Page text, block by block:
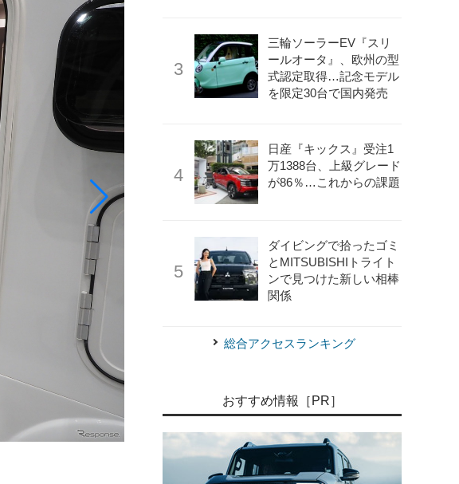
《写真撮影 家本浩太》 新相武「モーニングワン キャンパ
三輪ソーラーEV『スリ
ールオータ』、欧州の型
式認定取得…記念モデル
を限定30台で国内発売
日産『キックス』受注1
万1388台、上級グレード
が86％…これからの課題
ダイビングで拾ったゴミ
とMITSUBISHIトライト
ンで見つけた新しい相棒
関係
総合アクセスランキング
おすすめ情報［PR］